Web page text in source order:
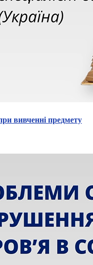
вивченні предмету